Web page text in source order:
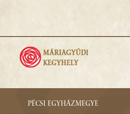
PÉCSI EGYHÁZMEGYE